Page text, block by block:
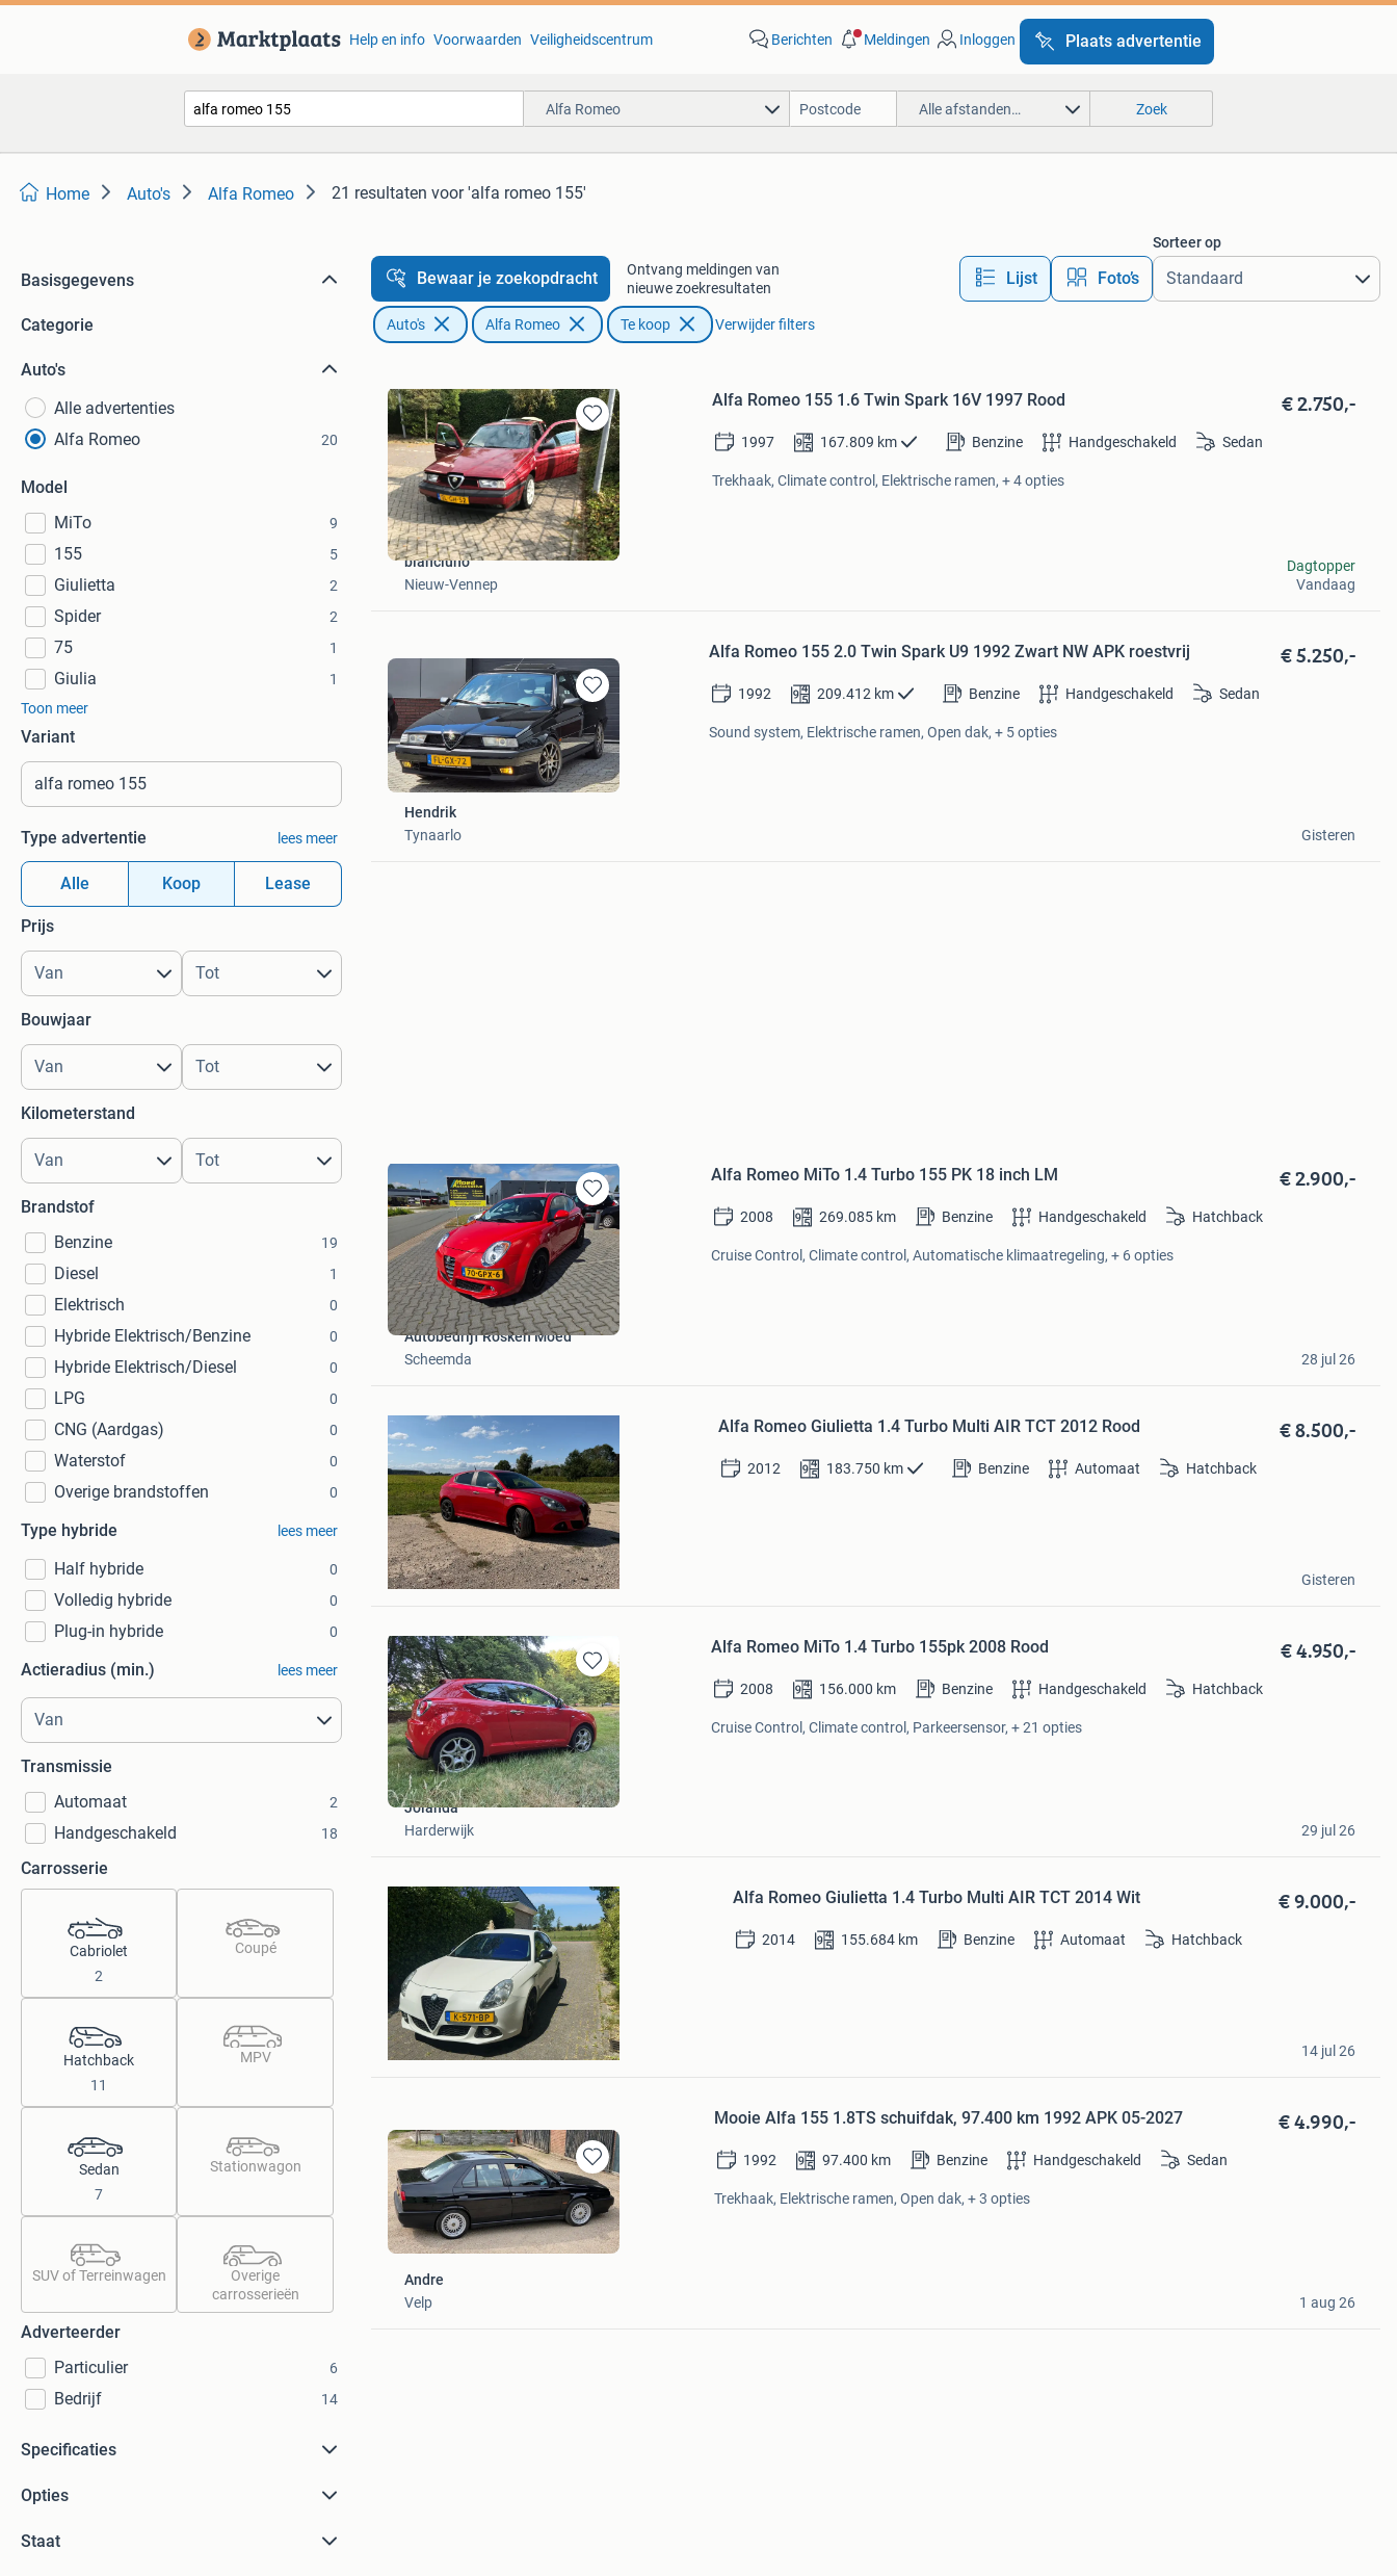
Help en info Voorwaarden Veiligheidscentrum Berichten Meldingen Inloggen Plaats advertentie
Alfa Romeo Alle afstanden… Zoek
Home Auto's Alfa Romeo 21 resultaten voor 'alfa romeo 155'
Basisgegevens
Categorie
Auto's
Alle advertenties
Alfa Romeo
20
Model
MiTo
9
155 5
Giulietta 2
Spider 2
75 1
Giulia
1
Toon meer
Variant
Type advertentie lees meer
Alle Koop Lease
Prijs
Bouwjaar
Kilometerstand
Brandstof
Benzine
19
Diesel 1
Elektrisch 0
Hybride Elektrisch/Benzine 0
Hybride Elektrisch/Diesel 0
LPG 0
CNG (Aardgas) 0
Waterstof 0
Overige brandstoffen 0
Type hybride lees meer
Half hybride 0
Volledig hybride 0
Plug-in hybride 0
Actieradius (min.) lees meer
Transmissie
Automaat
2
Handgeschakeld 18
Carrosserie
Cabriolet
2
Coupé
Hatchback
11
MPV
Sedan
7
Stationwagon
SUV of Terreinwagen
Overige
carrosserieën
Adverteerder
Particulier
6
Bedrijf 14
Specificaties
Opties
Staat
Bewaar je zoekopdracht
Ontvang meldingen van
nieuwe zoekresultaten
Lijst Foto’s
Sorteer op
Auto's Alfa Romeo Te koop Verwijder filters
Bewaren
in
Mijn
Favorieten
Alfa Romeo 155 1.6 Twin Spark 16V 1997 Rood € 2.750,-
1997 167.809 km Benzine Handgeschakeld Sedan
Trekhaak, Climate control, Elektrische ramen, + 4 opties
bianciuno
Nieuw-Vennep
Dagtopper
Vandaag
Bewaren
in
Mijn
Favorieten
Alfa Romeo 155 2.0 Twin Spark U9 1992 Zwart NW APK roestvrij € 5.250,-
1992 209.412 km Benzine Handgeschakeld Sedan
Sound system, Elektrische ramen, Open dak, + 5 opties
Hendrik
Tynaarlo
Gisteren
Bewaren
in
Mijn
Favorieten
Alfa Romeo MiTo 1.4 Turbo 155 PK 18 inch LM € 2.900,-
2008 269.085 km Benzine Handgeschakeld Hatchback
Cruise Control, Climate control, Automatische klimaatregeling, + 6 opties
Autobedrijf Rosken Moed
Scheemda
28 jul 26
Favorieten
Alfa Romeo Giulietta 1.4 Turbo Multi AIR TCT 2012 Rood € 8.500,-
2012 183.750 km Benzine Automaat Hatchback
Daniel
Hank
Gisteren
Bewaren
in
Mijn
Favorieten
Alfa Romeo MiTo 1.4 Turbo 155pk 2008 Rood € 4.950,-
2008 156.000 km Benzine Handgeschakeld Hatchback
Cruise Control, Climate control, Parkeersensor, + 21 opties
Jolanda
Harderwijk
29 jul 26
Mijn
Favorieten
Alfa Romeo Giulietta 1.4 Turbo Multi AIR TCT 2014 Wit € 9.000,-
2014 155.684 km Benzine Automaat Hatchback
Jim
Hippolytushoef
14 jul 26
Bewaren
in
Mijn
Favorieten
Mooie Alfa 155 1.8TS schuifdak, 97.400 km 1992 APK 05-2027 € 4.990,-
1992 97.400 km Benzine Handgeschakeld Sedan
Trekhaak, Elektrische ramen, Open dak, + 3 opties
Andre
Velp
1 aug 26